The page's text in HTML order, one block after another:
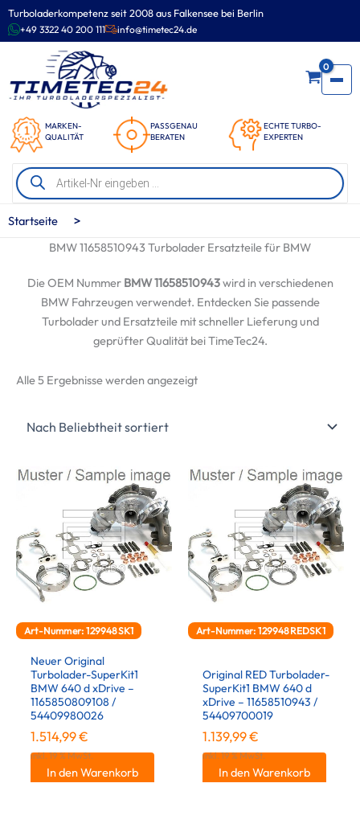
Turboladerkompetenz seit 2008 aus Falkensee bei Berlin
+49 3322 40 200 111 info@timetec24.de
MARKEN-
QUALITÄT
PASSGENAU
BERATEN
ECHTE TURBO-
EXPERTEN
0
Products
search
Zum
Inhalt
springen
Startseite >
BMW 11658510943 Turbolader Ersatzteile für BMW
Die OEM Nummer BMW 11658510943wird in verschiedenen
BMW Fahrzeugen verwendet. Entdecken Sie passende
Turbolader und Ersatzteile mit schneller Lieferung und
geprüfter Qualität bei TimeTec24.
Alle 5 Ergebnisse werden angezeigtNach
Art-Nummer: 129948SK1
Neuer Original
Turbolader-SuperKit1
BMW 640 d xDrive –
1165850809108 /
54409980026
1.514,99€
inkl. 19 % MwSt.
In den Warenkorb
Art-Nummer: 129948REDSK1
Original RED Turbolader-
SuperKit1 BMW 640 d
xDrive – 11658510943 /
54409700019
1.139,99€
inkl. 19 % MwSt.
In den Warenkorb